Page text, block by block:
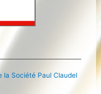
la Société Paul Claudel